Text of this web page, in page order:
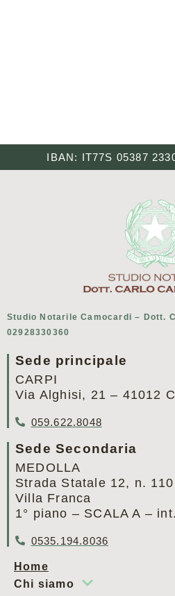
IBAN: IT77S 05387
Studio Notarile Camocardi – Dott.
02928330360
Sede principale
CARPI
Via Alghisi, 21 – 41012
059.622.8048
Sede Secondaria
MEDOLLA
Strada Statale 12, n.
Villa Franca
1° piano – SCALA A –
0535.194.8036
Home
Chi siamo